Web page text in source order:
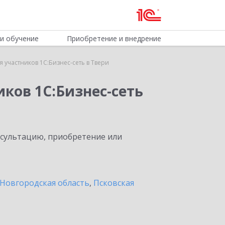
обучение Приобретение и внедрение
1С:Бизнес-сеть в Твери
1С:Бизнес-сеть
приобретение или
Новгородская область, Псковская